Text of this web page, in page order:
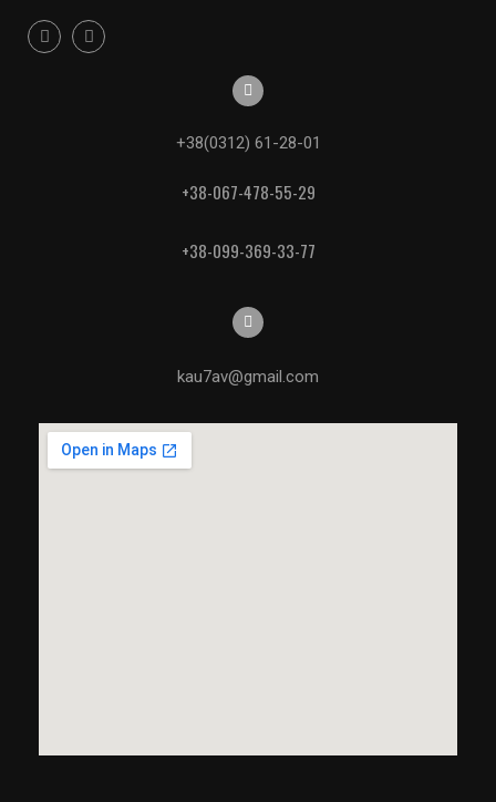
+38(0312) 61-28-01
+38-067-478-55-29
+38-099-369-33-77
kau7av@gmail.com